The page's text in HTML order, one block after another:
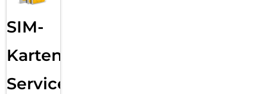
SIM-
Karten
Service: